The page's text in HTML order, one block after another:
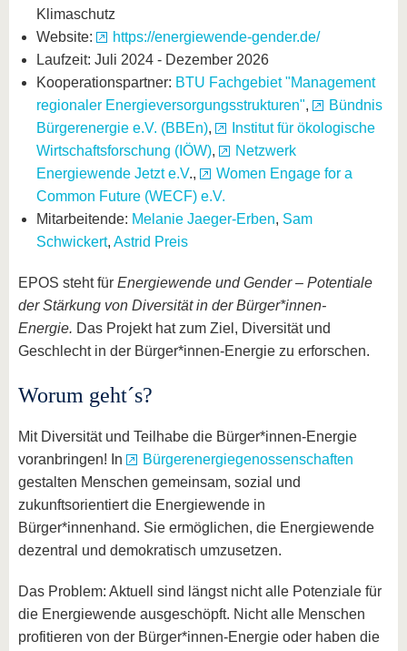
Klimaschutz
Website:
https://energiewende-gender.de/
Laufzeit: Juli 2024 - Dezember 2026
Kooperationspartner: BTU Fachgebiet "Management
regionaler Energieversorgungsstrukturen",
Bündnis
Bürgerenergie e.V. (BBEn),
Institut für ökologische
Wirtschaftsforschung (IÖW),
Netzwerk
Energiewende Jetzt e.V.,
Women Engage for a
Common Future (WECF) e.V.
Mitarbeitende: Melanie Jaeger-Erben, Sam
Schwickert, Astrid Preis
EPOS steht für Energiewende und Gender – Potentiale
der Stärkung von Diversität in der Bürger*innen-
Energie. Das Projekt hat zum Ziel, Diversität und
Geschlecht in der Bürger*innen-Energie zu erforschen.
Worum geht´s?
Mit Diversität und Teilhabe die Bürger*innen-Energie
voranbringen! In
Bürgerenergiegenossenschaften
gestalten Menschen gemeinsam, sozial und
zukunftsorientiert die Energiewende in
Bürger*innenhand. Sie ermöglichen, die Energiewende
dezentral und demokratisch umzusetzen.
Das Problem: Aktuell sind längst nicht alle Potenziale für
die Energiewende ausgeschöpft. Nicht alle Menschen
profitieren von der Bürger*innen-Energie oder haben die